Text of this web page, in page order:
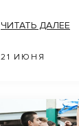
ЧИТАТЬ ДАЛЕЕ
21 ИЮНЯ